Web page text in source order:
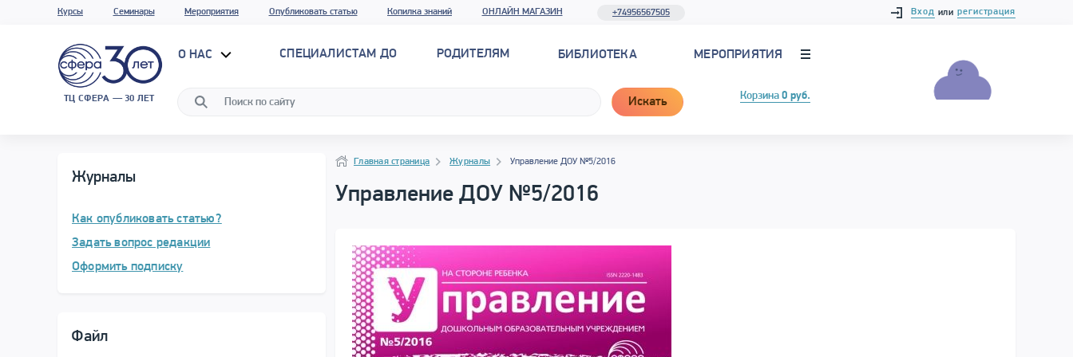
Курсы Семинары Мероприятия Опубликовать статью Копилка знаний ОНЛАЙН МАГАЗИН +74956567505 Вход или регистрация
ТЦ СФЕРА — 30 ЛЕТ
О НАС СПЕЦИАЛИСТАМ ДО РОДИТЕЛЯМ БИБЛИОТЕКА МЕРОПРИЯТИЯ
Искать Корзина 0 руб.
Журналы
Как опубликовать статью?
Задать вопрос редакции
Оформить подписку
Файл
Навигация
НавигацияГлавная страница Журналы Управление ДОУ №5/2016
Управление ДОУ №5/2016